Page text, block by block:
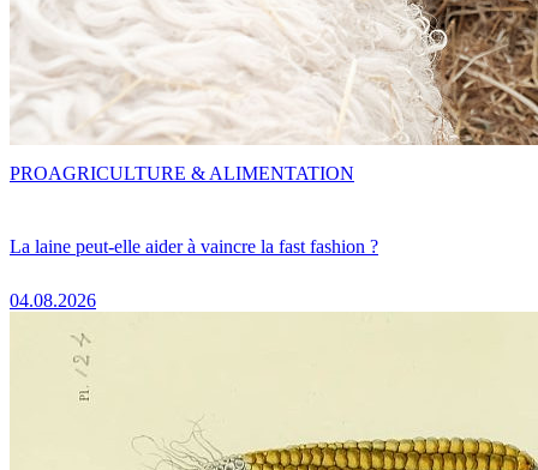
La laine peut-elle aider à vaincre la fast fashion ?
04.08.2026
PROAGRICULTURE & ALIMENTATION